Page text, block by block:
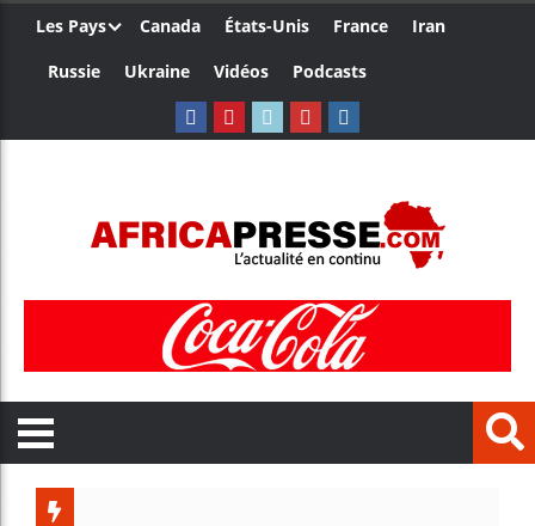
Les Pays Canada États-Unis France
Iran
Russie
Ukraine Vidéos Podcasts